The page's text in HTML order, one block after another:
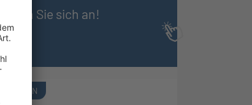
Melden Sie sich an!
QUELLEN